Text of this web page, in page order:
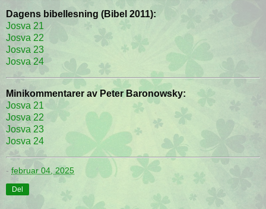
Dagens bibellesning (Bibel 2011):
Josva 21
Josva 22
Josva 23
Josva 24
Minikommentarer av Peter Baronowsky:
Josva 21
Josva 22
Josva 23
Josva 24
- februar 04, 2025
Del